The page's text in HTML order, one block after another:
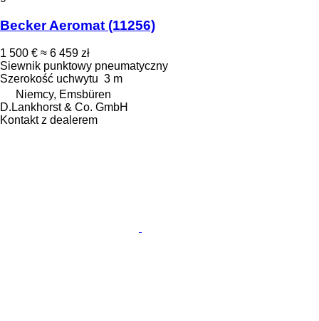
Becker Aeromat (11256)
1 500 € ≈ 6 459 zł
Siewnik punktowy pneumatyczny
Szerokość uchwytu 3 m
Niemcy, Emsbüren
D.Lankhorst & Co. GmbH
Kontakt z dealerem